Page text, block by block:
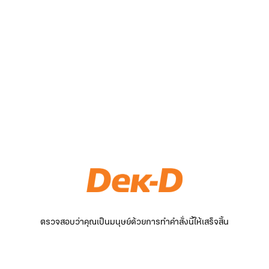
ตรวจสอบว่าคุณเป็นมนุษย์ด้วยการทำคำสั่งนี้ให้เสร็จสิ้น